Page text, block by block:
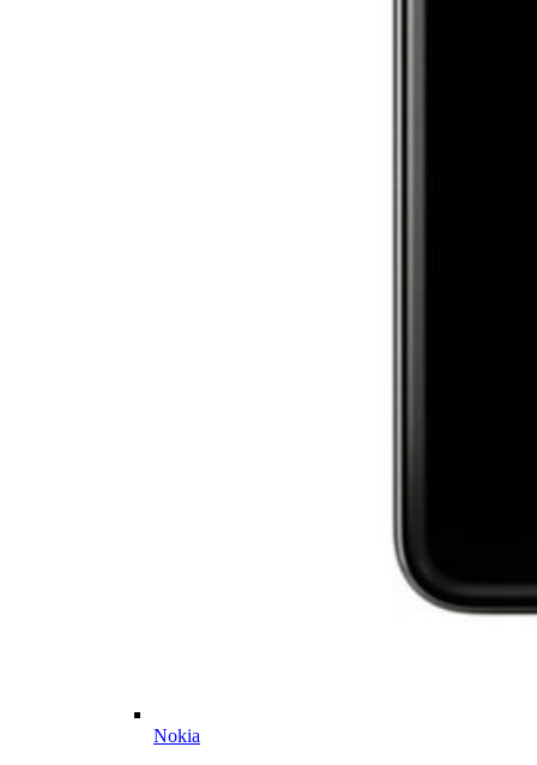
Nokia